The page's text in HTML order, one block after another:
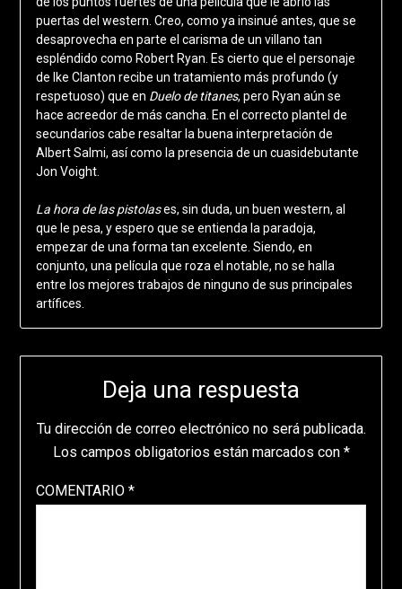
puertas del western. Creo, como ya insinué antes, que se
desaprovecha en parte el carisma de un villano tan
espléndido como Robert Ryan. Es cierto que el personaje
de Ike Clanton recibe un tratamiento más profundo (y
respetuoso) que en Duelo de titanes, pero Ryan aún se
hace acreedor de más cancha. En el correcto plantel de
secundarios cabe resaltar la buena interpretación de
Albert Salmi, así como la presencia de un cuasidebutante
Jon Voight.
La hora de las pistolases, sin duda, un buen western, al
que le pesa, y espero que se entienda la paradoja,
empezar de una forma tan excelente. Siendo, en
conjunto, una película que roza el notable, no se halla
entre los mejores trabajos de ninguno de sus principales
artífices.
Deja una respuesta
Tu dirección de correo electrónico no será publicada.
Los campos obligatorios están marcados con *
COMENTARIO *